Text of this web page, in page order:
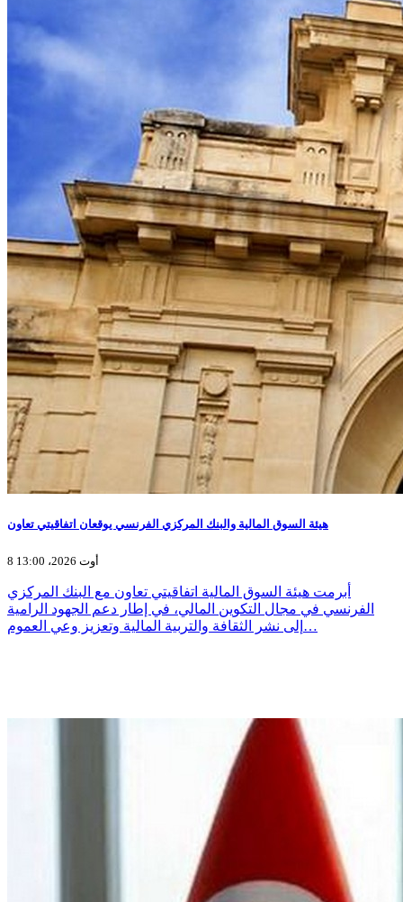
هيئة السوق المالية والبنك المركزي الفرنسي يوقعان اتفاقيتي تعاون
8 أوت 2026، 13:00
أبرمت هيئة السوق المالية اتفاقيتي تعاون مع البنك المركزي
الفرنسي في مجال التكوين المالي، في إطار دعم الجهود الرامية
إلى نشر الثقافة والتربية المالية وتعزيز وعي العموم…